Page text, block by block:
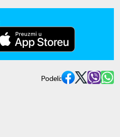
Podeli: